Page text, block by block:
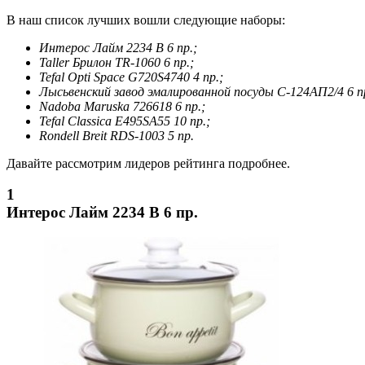
В наш список лучших вошли следующие наборы:
Интерос Лайм 2234 В 6 пр.;
Taller Брилон TR-1060 6 пр.;
Tefal Opti Space G720S4740 4 пр.;
Лысьвенский завод эмалированной посуды С-124АП2/4 6
Nadoba Maruska 726618 6 пр.;
Tefal Classica Е495SA55 10 пр.;
Rondell Breit RDS-1003 5 пр.
Давайте рассмотрим лидеров рейтинга подробнее.
1
Интерос Лайм 2234 В 6 пр.